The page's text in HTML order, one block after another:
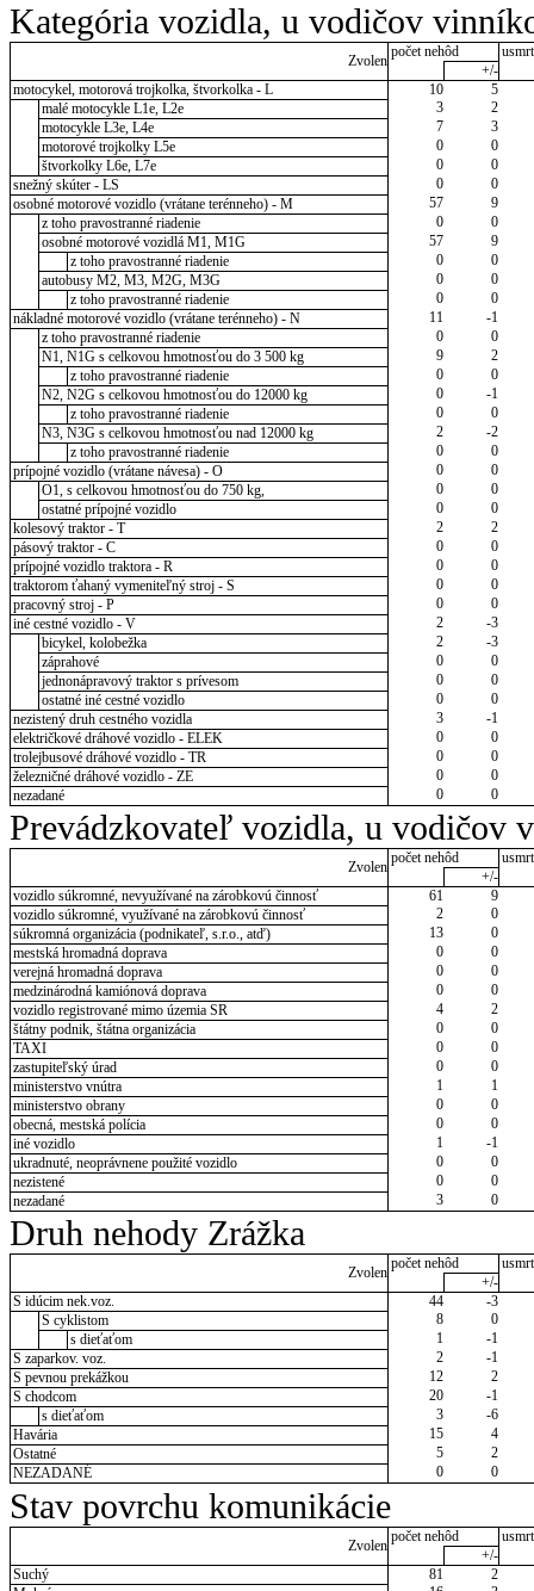
Kategória vozidla, u vodičov
Zvolen
počet nehôd
+/-
motocykel, motorová trojkolka, štvorkolka - L
10
5
malé motocykle L1e, L2e
3
2
motocykle L3e, L4e
7
3
motorové trojkolky L5e
0
0
štvorkolky L6e, L7e
0
0
snežný skúter - LS
0
0
osobné motorové vozidlo (vrátane terénneho) - M
57
9
z toho pravostranné riadenie
0
0
osobné motorové vozidlá M1, M1G
57
9
z toho pravostranné riadenie
0
0
autobusy M2, M3, M2G, M3G
0
0
z toho pravostranné riadenie
0
0
nákladné motorové vozidlo (vrátane terénneho) - N
11
-1
z toho pravostranné riadenie
0
0
N1, N1G s celkovou hmotnosťou do 3 500 kg
9
2
z toho pravostranné riadenie
0
0
N2, N2G s celkovou hmotnosťou do 12000 kg
0
-1
z toho pravostranné riadenie
0
0
N3, N3G s celkovou hmotnosťou nad 12000 kg
2
-2
z toho pravostranné riadenie
0
0
prípojné vozidlo (vrátane návesa) - O
0
0
O1, s celkovou hmotnosťou do 750 kg,
0
0
ostatné prípojné vozidlo
0
0
kolesový traktor - T
2
2
pásový traktor - C
0
0
prípojné vozidlo traktora - R
0
0
traktorom ťahaný vymeniteľný stroj - S
0
0
pracovný stroj - P
0
0
iné cestné vozidlo - V
2
-3
bicykel, kolobežka
2
-3
záprahové
0
0
jednonápravový traktor s prívesom
0
0
ostatné iné cestné vozidlo
0
0
nezistený druh cestného vozidla
3
-1
električkové dráhové vozidlo - ELEK
0
0
trolejbusové dráhové vozidlo - TR
0
0
železničné dráhové vozidlo - ZE
0
0
nezadané
0 0
Prevádzkovateľ vozidla, u vodičov
Zvolen
počet nehôd
+/-
vozidlo súkromné, nevyužívané na zárobkovú činnosť
61
9
vozidlo súkromné, využívané na zárobkovú činnosť
2
0
súkromná organizácia (podnikateľ, s.r.o., atď)
13
0
mestská hromadná doprava
0
0
verejná hromadná doprava
0
0
medzinárodná kamiónová doprava
0
0
vozidlo registrované mimo územia SR
4
2
štátny podnik, štátna organizácia
0
0
TAXI
0
0
zastupiteľský úrad
0
0
ministerstvo vnútra
1
1
ministerstvo obrany
0
0
obecná, mestská polícia
0
0
iné vozidlo
1
-1
ukradnuté, neoprávnene použité vozidlo
0
0
nezistené
0
0
nezadané
3 0
Druh nehody Zrážka
Zvolen
počet nehôd
+/-
S idúcim nek.voz.
44
-3
S cyklistom
8
0
s dieťaťom
1
-1
S zaparkov. voz.
2
-1
S pevnou prekážkou
12
2
S chodcom
20
-1
s dieťaťom
3
-6
Havária
15
4
Ostatné
5
2
NEZADANÉ
0 0
Stav povrchu komunikácie
Zvolen
počet nehôd
+/-
Suchý
81
2